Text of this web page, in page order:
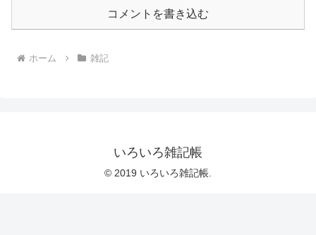
コメントを書き込む
ホーム 雑記
いろいろ雑記帳
© 2019 いろいろ雑記帳.